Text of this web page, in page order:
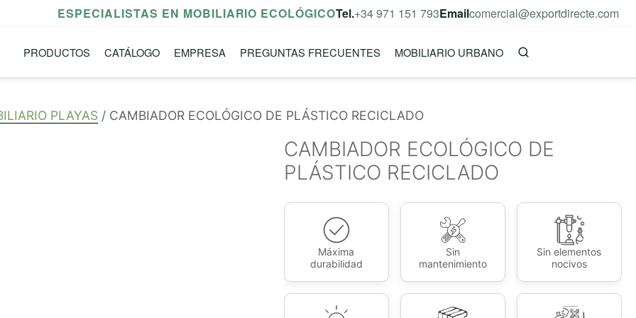
ESPECIALISTAS EN MOBILIARIO ECOLÓGICOTel.+34 971 151 793Emailcomercial@exportdirecte.com
PRODUCTOS CATÁLOGO EMPRESA PREGUNTAS FRECUENTES MOBILIARIO URBANO
PLAYAS / CAMBIADOR ECOLÓGICO DE PLÁSTICO RECICLADO
CAMBIADOR ECOLÓGICO DE
PLÁSTICO RECICLADO
Máxima
durabilidad
Sin
mantenimiento
Sin elementos
nocivos